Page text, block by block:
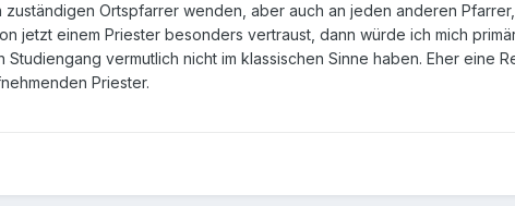
zuständigen Ortspfarrer wenden, aber auch an jeden anderen
jetzt einem Priester besonders vertraust, dann würde ich mich
Studiengang vermutlich nicht im klassischen Sinne haben. Eher eine
Priester.